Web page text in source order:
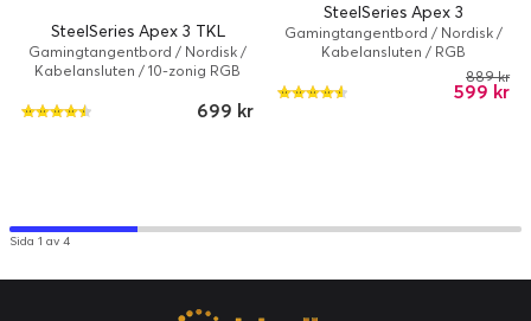
SteelSeries Apex 3 TKL
Gamingtangentbord / Nordisk /
Kabelansluten / 10-zonig RGB
699 kr
SteelSeries Apex 3
Gamingtangentbord / Nordisk /
Kabelansluten / RGB
599 kr
889 kr
Sida 1 av 4